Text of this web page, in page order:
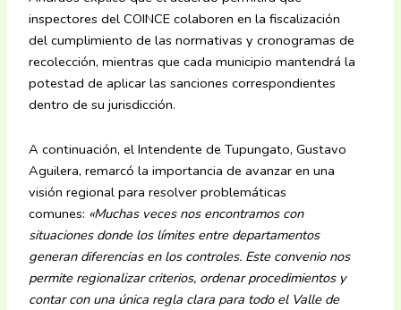
inspectores del COINCE colaboren en la fiscalización
del cumplimiento de las normativas y cronogramas de
recolección, mientras que cada municipio mantendrá la
potestad de aplicar las sanciones correspondientes
dentro de su jurisdicción.
A continuación, el Intendente de Tupungato, Gustavo
Aguilera, remarcó la importancia de avanzar en una
visión regional para resolver problemáticas
comunes: «Muchas veces nos encontramos con
situaciones donde los límites entre departamentos
generan diferencias en los controles. Este convenio nos
permite regionalizar criterios, ordenar procedimientos y
contar con una única regla clara para todo el Valle de